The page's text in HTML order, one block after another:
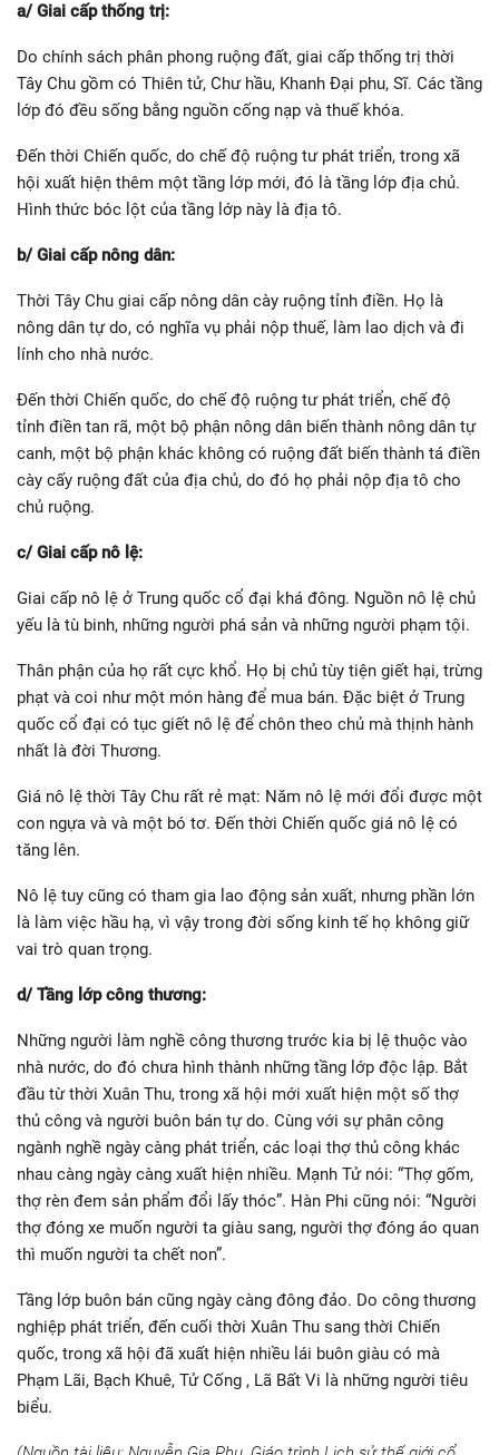
a/ Giai cấp thống trị:
Do chính sách phân phong ruộng đất, giai cấp thống trị thời
Tây Chu gồm có Thiên tử, Chư hầu, Khanh Đại phu, Sĩ. Các tầng
lớp đó đều sống bằng nguồn cống nạp và thuế khóa.
Đến thời Chiến quốc, do chế độ ruộng tư phát triển, trong xã
hội xuất hiện thêm một tầng lớp mới, đó là tầng lớp địa chủ.
Hình thức bóc lột của tầng lớp này là địa tô.
b/ Giai cấp nông dân:
Thời Tây Chu giai cấp nông dân cày ruộng tỉnh điền. Họ là
nông dân tự do, có nghĩa vụ phải nộp thuế, làm lao dịch và đi
lính cho nhà nước.
Đến thời Chiến quốc, do chế độ ruộng tư phát triển, chế độ
tỉnh điền tan rã, một bộ phận nông dân biến thành nông dân tự
canh, một bộ phận khác không có ruộng đất biến thành tá điền
cày cấy ruộng đất của địa chủ, do đó họ phải nộp địa tô cho
chủ ruộng.
c/ Giai cấp nô lệ:
Giai cấp nô lệ ở Trung quốc cổ đại khá đông. Nguồn nô lệ chủ
yếu là tù binh, những người phá sản và những người phạm tội.
Thân phận của họ rất cực khổ. Họ bị chủ tùy tiện giết hại, trừng
phạt và coi như một món hàng để mua bán. Đặc biệt ở Trung
quốc cổ đại có tục giết nô lệ để chôn theo chủ mà thịnh hành
nhất là đời Thương.
Giá nô lệ thời Tây Chu rất rẻ mạt: Năm nô lệ mới đổi được một
con ngựa và và một bó tơ. Đến thời Chiến quốc giá nô lệ có
tăng lên.
Nô lệ tuy cũng có tham gia lao động sản xuất, nhưng phần lớn
là làm việc hầu hạ, vì vậy trong đời sống kinh tế họ không giữ
vai trò quan trọng.
d/ Tầng lớp công thương:
Những người làm nghề công thương trước kia bị lệ thuộc vào
nhà nước, do đó chưa hình thành những tầng lớp độc lập. Bắt
đầu từ thời Xuân Thu, trong xã hội mới xuất hiện một số thợ
thủ công và người buôn bán tự do. Cùng với sự phân công
ngành nghề ngày càng phát triển, các loại thợ thủ công khác
nhau càng ngày càng xuất hiện nhiều. Mạnh Tử nói: “Thợ gốm,
thợ rèn đem sản phẩm đổi lấy thóc”. Hàn Phi cũng nói: “Người
thợ đóng xe muốn người ta giàu sang, người thợ đóng áo quan
thì muốn người ta chết non”.
Tầng lớp buôn bán cũng ngày càng đông đảo. Do công thương
nghiệp phát triển, đến cuối thời Xuân Thu sang thời Chiến
quốc, trong xã hội đã xuất hiện nhiều lái buôn giàu có mà
Phạm Lãi, Bạch Khuê, Tử Cống , Lã Bất Vi là những người tiêu
biểu.